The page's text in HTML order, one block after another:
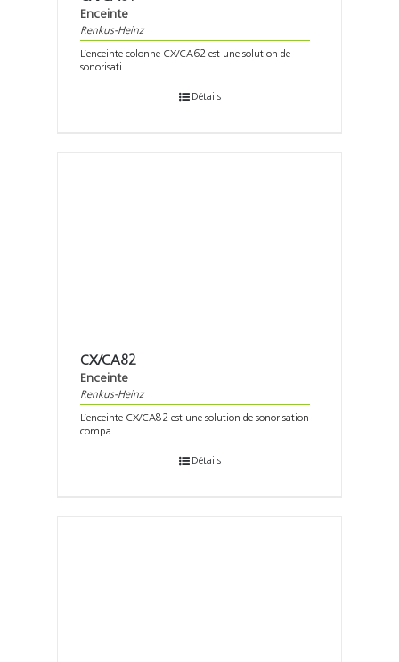
Enceinte
Renkus-Heinz
L’enceinte colonne CX/CA62 est une solution de
sonorisati . . .
Détails
CX/CA82
Enceinte
Renkus-Heinz
L’enceinte CX/CA82 est une solution de sonorisation
compa . . .
Détails